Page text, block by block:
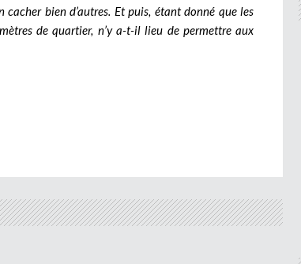
bien d’autres. Et puis, étant donné que les
de quartier, n’y a-t-il lieu de permettre aux